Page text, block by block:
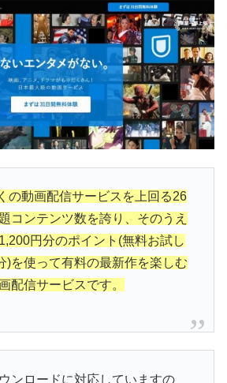
の動画配信サービスを上回る26
コンテンツ数を誇り、そのうえ
円分のポイント(無料お試し
)を使って有料の最新作を楽しむ
配信サービスです。
ンロードに対応していますの